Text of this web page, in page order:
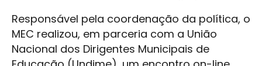
Responsável pela coordenação da política, o
MEC realizou, em parceria com a União
Nacional dos Dirigentes Municipais de